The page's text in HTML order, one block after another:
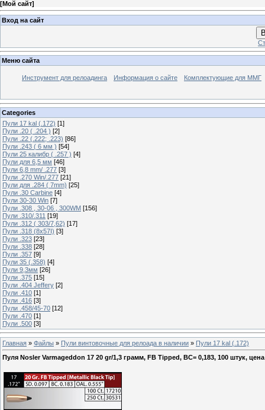
[Мой сайт]
Вход на сайт
Меню сайта
Инструмент для релоадинга Информация о сайте Комплектующие для ММГ
Categories
Пули 17 kal (.172) [1]
Пули .20 ( .204 ) [2]
Пули .22 (.222; .223) [86]
Пули .243 ( 6 мм ) [54]
Пули 25 калибр ( .257 ) [4]
Пули для 6,5 мм [46]
Пули 6,8 mm/ .277 [3]
Пули .270 Win/.277 [21]
Пули для .284 ( 7mm) [25]
Пули .30 Carbine [4]
Пули 30-30 Win [7]
Пули .308 , 30-06 , 300WM [156]
Пули .310/.311 [19]
Пули .312 ( 303/7,62) [17]
Пули .318 (8х57I) [3]
Пули .323 [23]
Пули .338 [28]
Пули .357 [9]
Пули 35 (.358) [4]
Пули 9,3мм [26]
Пули .375 [15]
Пули .404 Jeffery [2]
Пули .410 [1]
Пули .416 [3]
Пули .458/45-70 [12]
Пули .470 [1]
Пули .500 [3]
Главная » Файлы » Пули винтовочные для релоада в наличии » Пули 17 kal (.172)
Пуля Nosler Varmageddon 17 20 gr/1,3 грамм, FB Tipped, ВС= 0,183, 100 штук, цена